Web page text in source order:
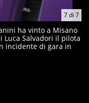
7di 7
ha vinto a Misano
Luca Salvadori il pilota
incidente di gara in